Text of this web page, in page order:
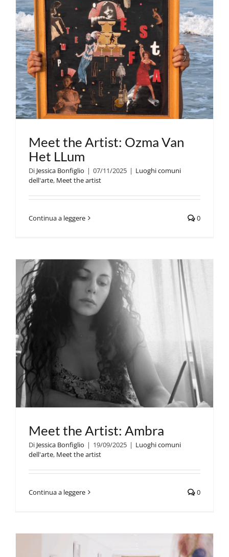
Meet the Artist: Ozma Van
Het LLum
Di Jessica Bonfiglio | 07/11/2025 | Luoghi comuni
dell'arte, Meet the artist
Continua a leggere 0
Meet the Artist: Ambra
Di Jessica Bonfiglio | 19/09/2025 | Luoghi comuni
dell'arte, Meet the artist
Continua a leggere 0